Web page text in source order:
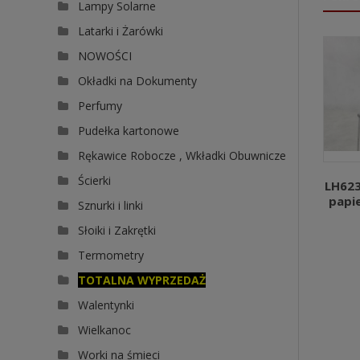
Lampy Solarne
Latarki i Żarówki
NOWOŚCI
Okładki na Dokumenty
Perfumy
Pudełka kartonowe
Rękawice Robocze , Wkładki Obuwnicze
Ścierki
Sznurki i linki
Słoiki i Zakrętki
Termometry
TOTALNA WYPRZEDAŻ
Walentynki
Wielkanoc
Worki na śmieci